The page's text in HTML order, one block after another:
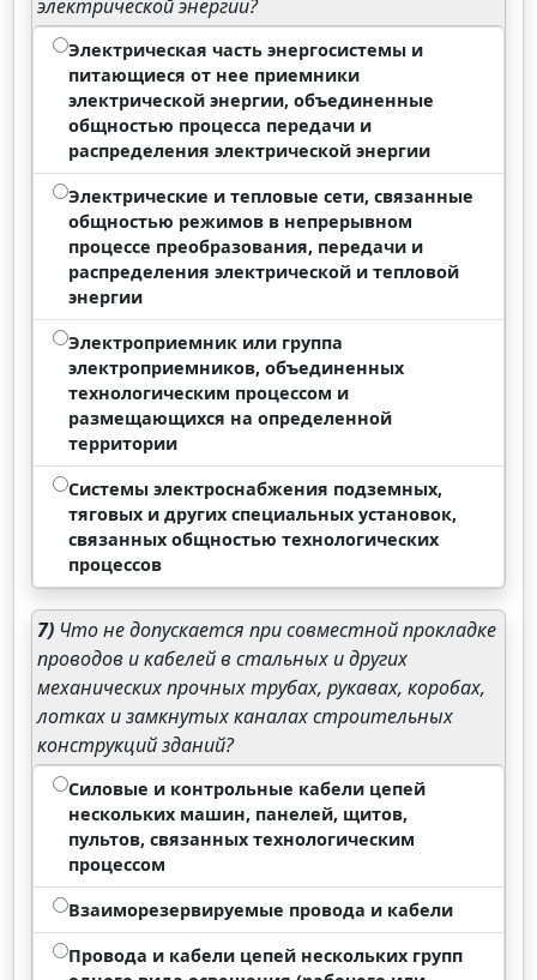
электрической энергии?
Электрическая часть энергосистемы и
питающиеся от нее приемники
электрической энергии, объединенные
общностью процесса передачи и
распределения электрической энергии
Электрические и тепловые сети, связанные
общностью режимов в непрерывном
процессе преобразования, передачи и
распределения электрической и тепловой
энергии
Электроприемник или группа
электроприемников, объединенных
технологическим процессом и
размещающихся на определенной
территории
Системы электроснабжения подземных,
тяговых и других специальных установок,
связанных общностью технологических
процессов
7) Что не допускается при совместной прокладке
проводов и кабелей в стальных и других
механических прочных трубах, рукавах, коробах,
лотках и замкнутых каналах строительных
конструкций зданий?
Силовые и контрольные кабели цепей
нескольких машин, панелей, щитов,
пультов, связанных технологическим
процессом
Взаиморезервируемые провода и кабели
Провода и кабели цепей нескольких групп